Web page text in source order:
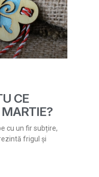
CE
MARTIE?
cu un fir subțire,
frigul și